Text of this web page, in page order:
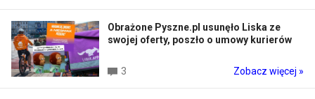
Obrażone Pyszne.pl usunęło Liska ze
swojej oferty, poszło o umowy kurierów
3 Zobacz więcej »